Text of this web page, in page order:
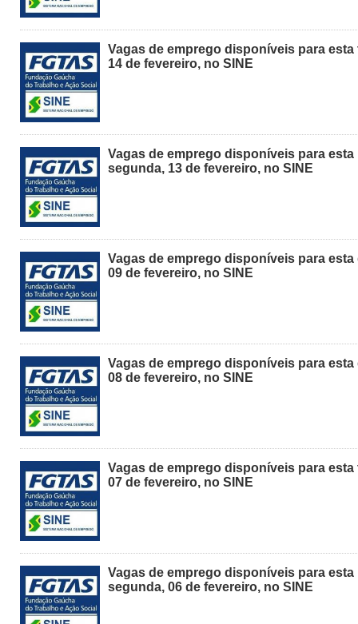
Vagas de emprego disponíveis para esta
14 de fevereiro, no SINE
Vagas de emprego disponíveis para esta
segunda, 13 de fevereiro, no SINE
Vagas de emprego disponíveis para esta
09 de fevereiro, no SINE
Vagas de emprego disponíveis para esta
08 de fevereiro, no SINE
Vagas de emprego disponíveis para esta
07 de fevereiro, no SINE
Vagas de emprego disponíveis para esta
segunda, 06 de fevereiro, no SINE